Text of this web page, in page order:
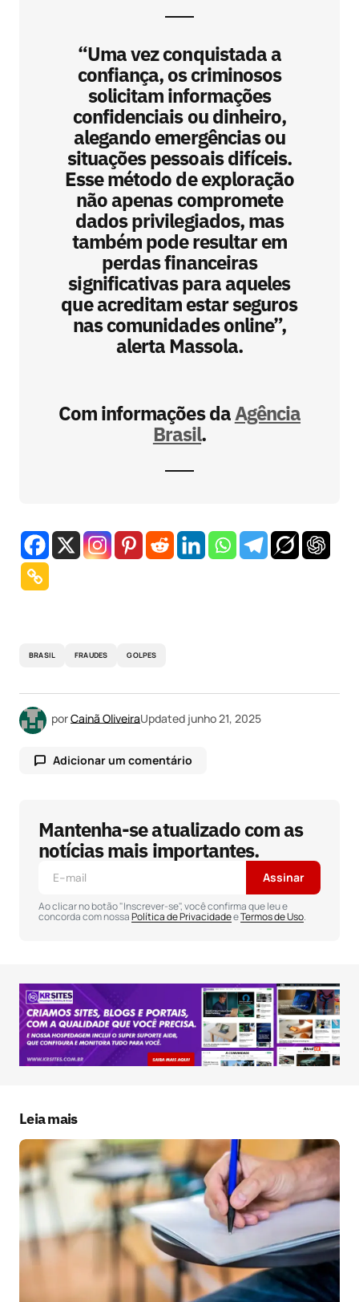
“Uma vez conquistada a
confiança, os criminosos
solicitam informações
confidenciais ou dinheiro,
alegando emergências ou
situações pessoais difíceis.
Esse método de exploração
não apenas compromete
dados privilegiados, mas
também pode resultar em
perdas financeiras
significativas para aqueles
que acreditam estar seguros
nas comunidades online”,
alerta Massola.
Com informações daAgência
Brasil.
BRASIL FRAUDES GOLPES
porCainã OliveiraUpdated junho 21, 2025
Adicionar um comentário
O seu endereço de e-mail não será publicado.
Campos obrigatórios são marcados com
Seu nome
Seu e-mail*
Submit Comment
Mantenha-se atualizado com as
notícias mais importantes.
Assinar
Ao clicar no botão "Inscrever-se", você confirma que leu e
concorda com nossaPolítica de PrivacidadeeTermos de Uso.
Leia mais